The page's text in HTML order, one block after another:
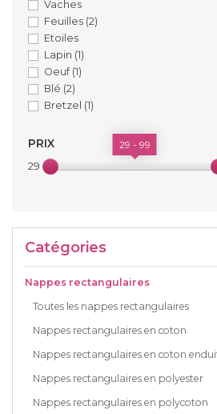
Vaches
Feuilles (2)
Etoiles
Lapin (1)
Oeuf (1)
Blé (2)
Bretzel (1)
PRIX
29 €
29 - 99
Catégories
Nappes rectangulaires
Toutes les nappes rectangulaires
Nappes rectangulaires en coton
Nappes rectangulaires en coton
Nappes rectangulaires en polyester
Nappes rectangulaires en polycoton